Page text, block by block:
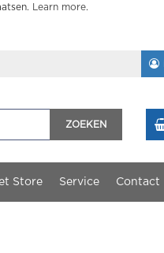
Learn more.
ZOEKEN
Store Service Contact